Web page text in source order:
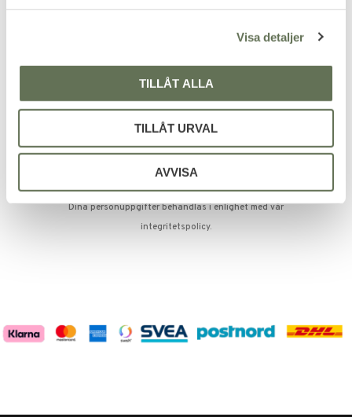
Visa detaljer
TILLÅT ALLA
TILLÅT URVAL
AVVISA
Bli den första att lämna ett omdöme.
PRENUMERERA & TA DEL AV VÅRA
ERBJUDANDEN!
Dina personuppgifter behandlas i enlighet med vår
integritetspolicy.